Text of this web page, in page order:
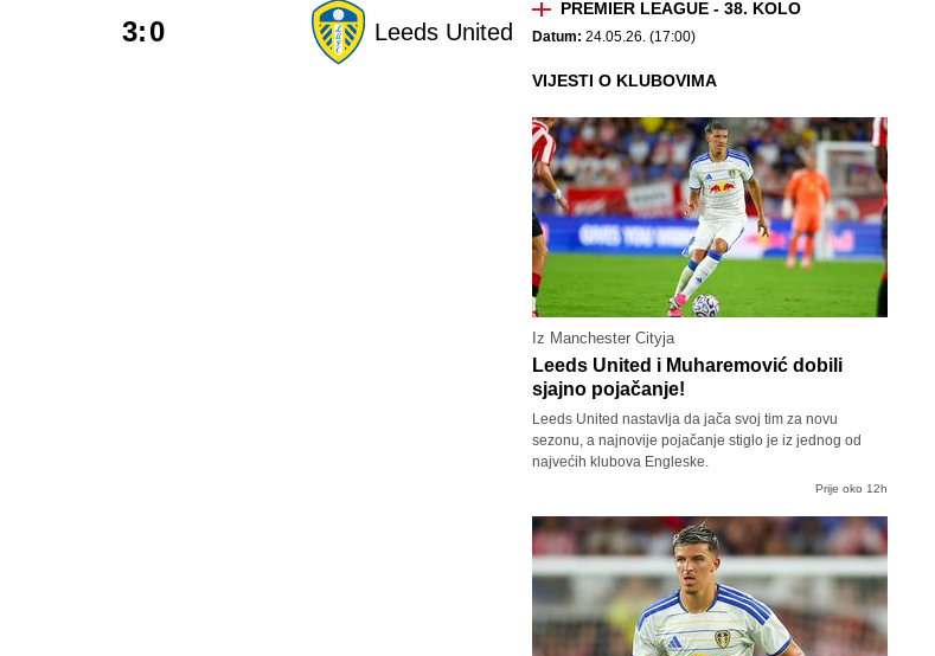
Leeds United
3:0
PREMIER LEAGUE - 38. KOLO
Datum: 24.05.26. (17:00)
VIJESTI O KLUBOVIMA
Iz Manchester Cityja
Leeds United i Muharemović dobili
sjajno pojačanje!
Leeds United nastavlja da jača svoj tim za novu
sezonu, a najnovije pojačanje stiglo je iz jednog od
najvećih klubova Engleske.
Prije oko 12h